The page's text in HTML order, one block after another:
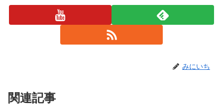
みにいち
関連記事